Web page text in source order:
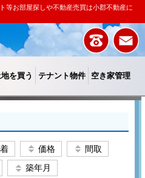
等お部屋探しや不動産売買は小郡不動産に
を買う テナント物件 空き家管理
価格
間取
築年月